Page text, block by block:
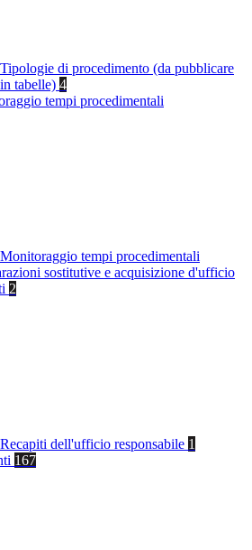
Tipologie di procedimento (da pubblicare
in tabelle) 4
tempi procedimentali
Monitoraggio tempi procedimentali
sostitutive e acquisizione d'ufficio
2
Recapiti dell'ufficio responsabile 1
167